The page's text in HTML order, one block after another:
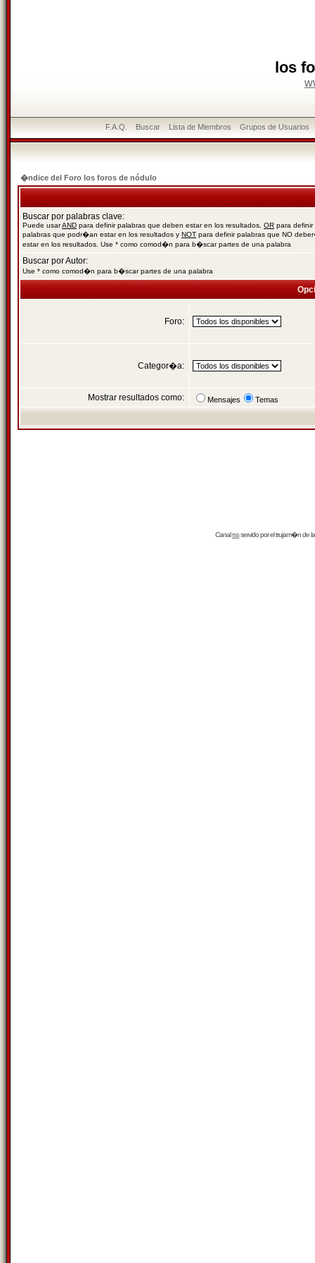
los
F.A.Q. Buscar Lista de Miembros Grupos de Usuarios
�ndice del Foro los foros de nódulo
Buscar por palabras clave:
Puede usarAND para definir palabras que deben estar en los resultados, OR para definir
palabras que podr�an estar en los resultados y NOT para definir palabras que NO
estar en los resultados. Use * como comod�n para b�scar partes de una palabra
Buscar por Autor:
Use * como comod�n para b�scar partes de una palabra
Foro:
Categor�a:
Mostrar resultados como: Mensajes Temas
Canalrssservido por eltrujam�nde